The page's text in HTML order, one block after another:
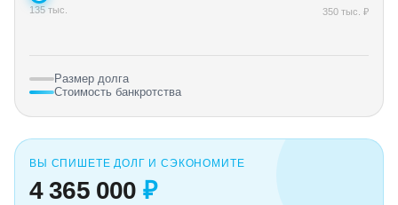
135 тыс. 350 тыс. ₽
Размер долга
Стоимость банкротства
ВЫ СПИШЕТЕ ДОЛГ И СЭКОНОМИТЕ
4 365 000 ₽